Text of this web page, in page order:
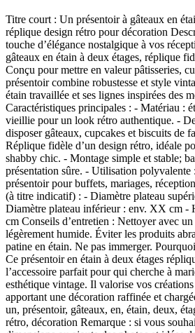
Titre court : Un présentoir à gâteaux en
réplique design rétro pour décoration
touche d’élégance nostalgique à vos
gâteaux en étain à deux étages, réplique
Conçu pour mettre en valeur pâtisseries,
présentoir combine robustesse et style
étain travaillée et ses lignes inspirées des
Caractéristiques principales : - Matériau :
vieillie pour un look rétro authentique. -
disposer gâteaux, cupcakes et biscuits de
Réplique fidèle d’un design rétro, idéale
shabby chic. - Montage simple et stable;
présentation sûre. - Utilisation polyvalente
présentoir pour buffets, mariages,
(à titre indicatif) : - Diamètre plateau
Diamètre plateau inférieur : env. XX cm -
cm Conseils d’entretien : Nettoyer avec
légèrement humide. Éviter les produits
patine en étain. Ne pas immerger.
Ce présentoir en étain à deux étages
l’accessoire parfait pour qui cherche à
esthétique vintage. Il valorise vos
apportant une décoration raffinée et
un, présentoir, gâteaux, en, étain, deux,
rétro, décoration Remarque : si vous